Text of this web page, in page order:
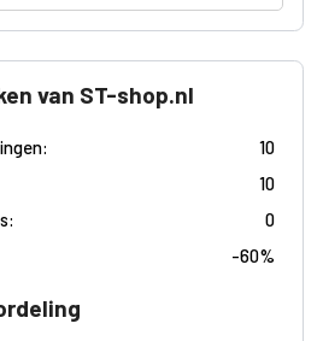
van ST-shop.nl
10
10
0
-60%